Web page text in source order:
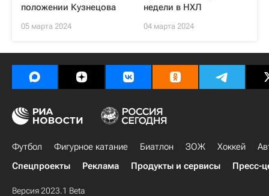
положении Кузнецова
05 марта 2024
недели в НХЛ
04 марта 2024
Футбол Фигурное катание Биатлон ЗОЖ Хоккей
Спецпроекты
Реклама Продукты и сервисы Пресс-
Версия 2023.1 Beta